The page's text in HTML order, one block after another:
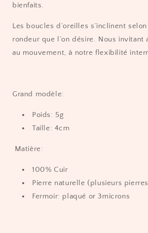
bienfaits.
Les boucles d’oreilles s’inclinent
rondeur que l’on désire. Nous invitant
au mouvement, à notre flexibilité
Grand modèle:
Poids: 5g
Taille: 4cm
Matière:
100% Cuir
Pierre naturelle (plusieurs
Fermoir: plaqué or 3microns